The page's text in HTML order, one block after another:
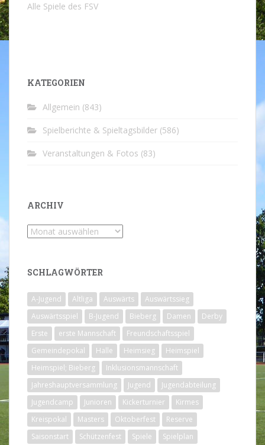
Alle Spiele des FSV
KATEGORIEN
Allgemein (843)
Spielberichte & Spieltagsbilder (586)
Veranstaltungen & Fotos (83)
ARCHIV
Archiv
SCHLAGWÖRTER
A-Jugend Altliga Auswärts
Auswärtssieg
Auswärtsspiel
B-Jugend Bieberg Damen
Derby
Erste
erste Mannschaft
Freundschaftsspiel
Gemeindepokal
Halle Heimsieg
Heimspiel
Heimspiel; Bieberg
Inklusionsmannschaft
Jahreshauptversammlung
Jugend
Jugendabteilung
Jugendcamp
Junioren Kickerturnier
Kirmes
Kreispokal
Masters Oktoberfest
Reserve
Saisonstart
Schützenfest Spiele
Spielplan